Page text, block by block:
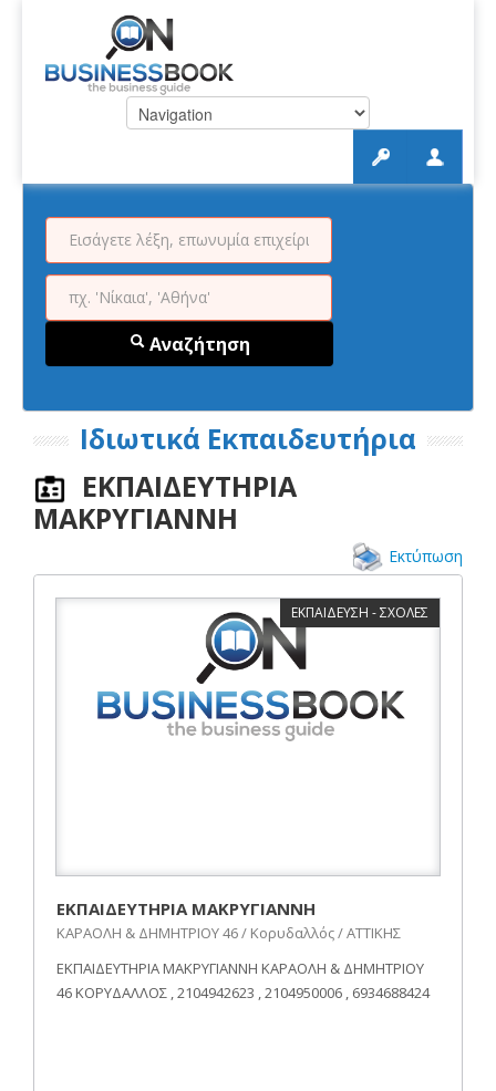
Αναζήτηση
Ιδιωτικά Εκπαιδευτήρια
ΕΚΠΑΙΔΕΥΤΗΡΙΑ
ΜΑΚΡΥΓΙΑΝΝΗ
Εκτύπωση
ΕΚΠΑΙΔΕΥΣΗ - ΣΧΟΛΕΣ
ΕΚΠΑΙΔΕΥΤΗΡΙΑ ΜΑΚΡΥΓΙΑΝΝΗ
ΚΑΡΑΟΛΗ & ΔΗΜΗΤΡΙΟΥ 46 / Κορυδαλλός / ΑΤΤΙΚΗΣ
ΕΚΠΑΙΔΕΥΤΗΡΙΑ ΜΑΚΡΥΓΙΑΝΝΗ ΚΑΡΑΟΛΗ & ΔΗΜΗΤΡΙΟΥ
46 ΚΟΡΥΔΑΛΛΟΣ , 2104942623 , 2104950006 , 6934688424